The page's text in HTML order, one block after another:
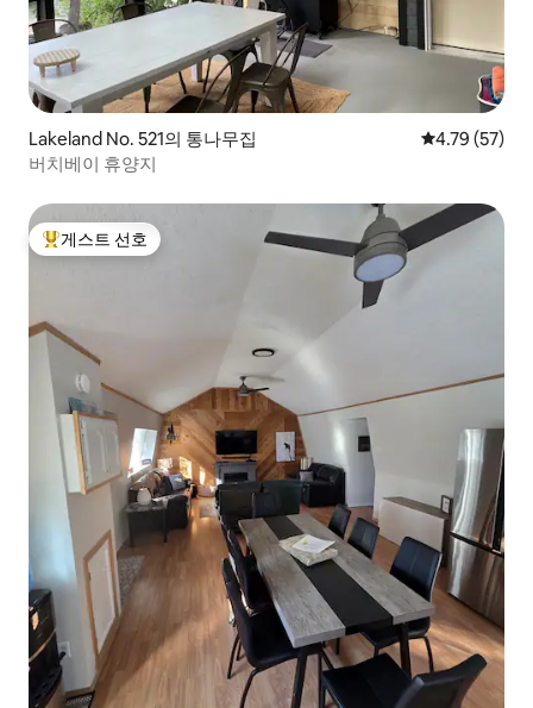
Lakeland No. 521의 통나무집 평점 4.79점
4.79 (57)
버치베이 휴양지
상위 게스트 선호
게스트 선호